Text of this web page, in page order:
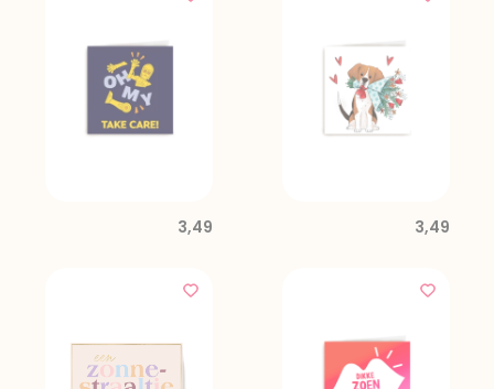
3,49 3,49